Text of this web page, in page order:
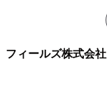
フィールズ株式会社